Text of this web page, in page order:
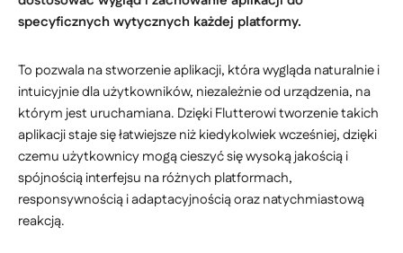
specyficznych wytycznych każdej platformy.
To pozwala na stworzenie aplikacji, która wygląda naturalnie i
intuicyjnie dla użytkowników, niezależnie od urządzenia, na
którym jest uruchamiana. Dzięki Flutterowi tworzenie takich
aplikacji staje się łatwiejsze niż kiedykolwiek wcześniej, dzięki
czemu użytkownicy mogą cieszyć się wysoką jakością i
spójnością interfejsu na różnych platformach,
responsywnością i adaptacyjnością oraz natychmiastową
reakcją.